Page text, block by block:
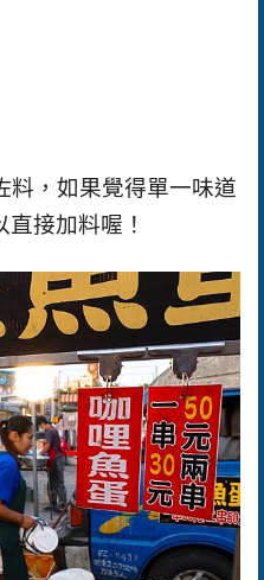
料，如果覺得單一味道
接加料喔！